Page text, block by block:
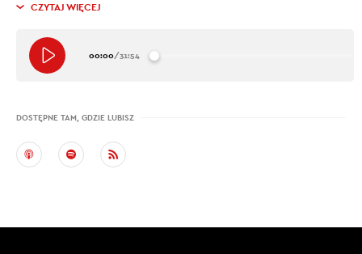
CZYTAJ WIĘCEJ
00:00/31:54
DOSTĘPNE TAM, GDZIE LUBISZ